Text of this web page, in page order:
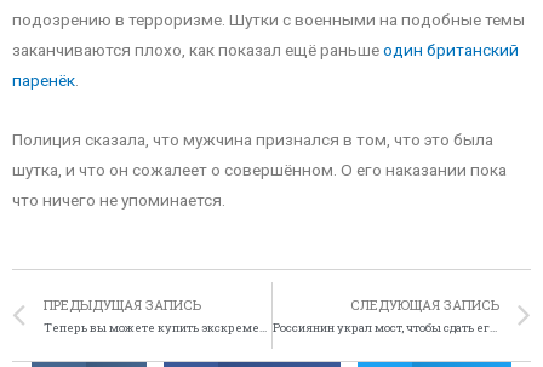
подозрению в терроризме. Шутки с военными на подобные темы
заканчиваются плохо, как показал ещё раньшеодин британский
паренёк
Полиция сказала, что мужчина признался в том, что это была
шутка, и что он сожалеет о совершённом. О его наказании пока
что ничего не упоминается.
ПРЕДЫДУЩАЯ ЗАПИСЬ
Теперь вы можете купить экскременты в Северной Корее
СЛЕДУЮЩАЯ ЗАПИСЬ
Россиянин украл мост, чтобы сдать его на металлолом